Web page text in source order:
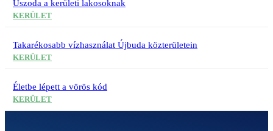
Uszoda a kerületi lakosoknak
KERÜLET
Takarékosabb vízhasználat Újbuda közterületein
KERÜLET
Életbe lépett a vörös kód
KERÜLET